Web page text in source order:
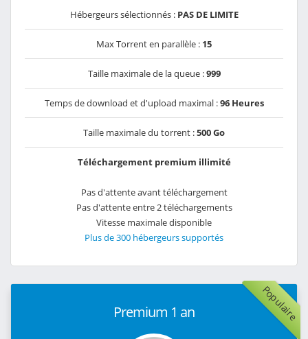
Hébergeurs sélectionnés : PAS DE LIMITE
Max Torrent en parallèle : 15
Taille maximale de la queue :999
Temps de download et d'upload maximal :96 Heures
Taille maximale du torrent :500 Go
Téléchargement premium illimité
Pas d'attente avant téléchargement
Pas d'attente entre 2 téléchargements
Vitesse maximale disponible
Plus de 300 hébergeurs supportés
Populaire
Premium 1 an